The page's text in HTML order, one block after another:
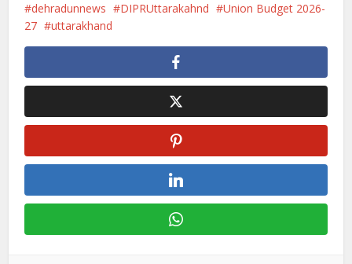
dehradunnews DIPRUttarakahnd
Union Budget 2026-
27
uttarakhand